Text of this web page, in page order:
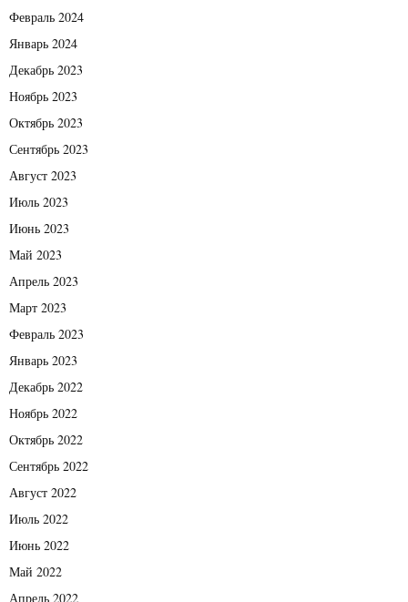
Февраль 2024
Январь 2024
Декабрь 2023
Ноябрь 2023
Октябрь 2023
Сентябрь 2023
Август 2023
Июль 2023
Июнь 2023
Май 2023
Апрель 2023
Март 2023
Февраль 2023
Январь 2023
Декабрь 2022
Ноябрь 2022
Октябрь 2022
Сентябрь 2022
Август 2022
Июль 2022
Июнь 2022
Май 2022
Апрель 2022